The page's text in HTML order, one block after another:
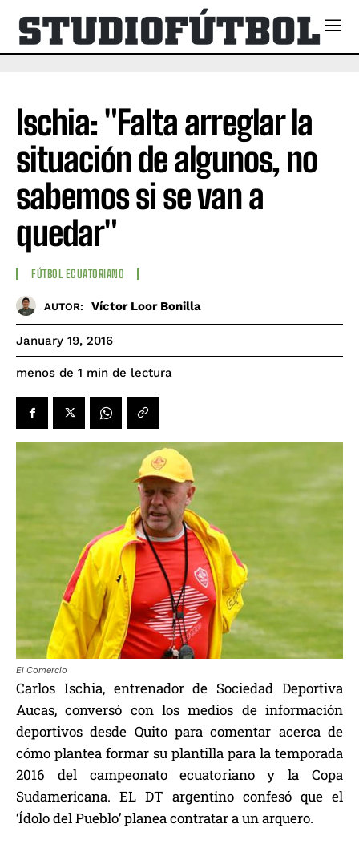
Ischia: "Falta arreglar la
situación de algunos, no
sabemos si se van a
quedar"
FÚTBOL ECUATORIANO
AUTOR: Víctor Loor Bonilla
January 19, 2016
menos de 1 min de lectura
El Comercio
Carlos Ischia, entrenador de Sociedad Deportiva
Aucas, conversó con los medios de información
deportivos desde Quito para comentar acerca de
cómo plantea formar su plantilla para la temporada
2016 del campeonato ecuatoriano y la Copa
Sudamericana. EL DT argentino confesó que el
‘Ídolo del Pueblo’ planea contratar a un arquero.